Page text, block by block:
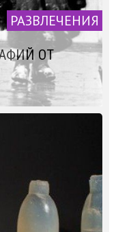
РАЗВЛЕЧЕНИЯ
ОТ